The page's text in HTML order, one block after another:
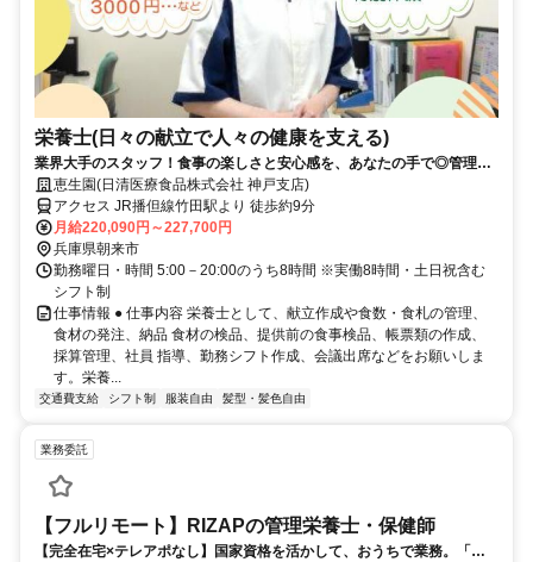
栄養士(日々の献立で人々の健康を支える)
業界大手のスタッフ！食事の楽しさと安心感を、あなたの手で◎管理栄
養士も目指せる
恵生園(日清医療食品株式会社 神戸支店)
アクセス JR播但線竹田駅より 徒歩約9分
月給220,090円～227,700円
兵庫県朝来市
勤務曜日・時間 5:00－20:00のうち8時間 ※実働8時間・土日祝含む
シフト制
仕事情報 ● 仕事内容 栄養士として、献立作成や食数・食札の管理、
食材の発注、納品 食材の検品、提供前の食事検品、帳票類の作成、
採算管理、社員 指導、勤務シフト作成、会議出席などをお願いしま
す。栄養...
交通費支給 シフト制 服装自由 髪型・髪色自由
業務委託
【フルリモート】RIZAPの管理栄養士・保健師
【完全在宅×テレアポなし】国家資格を活かして、おうちで業務。「も